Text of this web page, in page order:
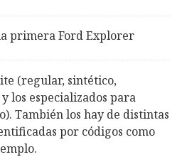
primera Ford Explorer
(regular, sintético,
los especializados para
También los hay de distintas
por códigos como